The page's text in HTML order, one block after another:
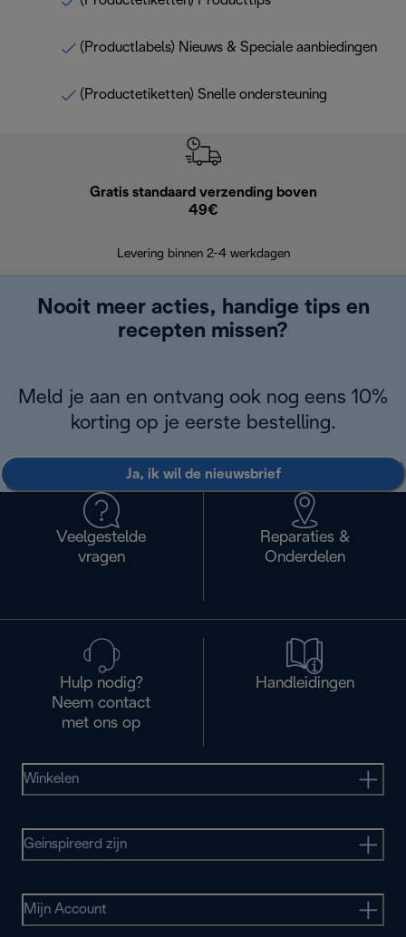
(Productlabels) Nieuws & Speciale aanbiedingen
(Productetiketten) Snelle ondersteuning
Gratis standaard verzending boven
49€
Levering binnen 2-4 werkdagen
Nooit meer acties, handige tips en
recepten missen?
Meld je aan en ontvang ook nog eens 10%
korting op je eerste bestelling.
Ja, ik wil de nieuwsbrief
Veelgestelde
vragen
Reparaties &
Onderdelen
Hulp nodig?
Neem contact
met ons op
Handleidingen
Winkelen
Geinspireerd zijn
Mijn Account